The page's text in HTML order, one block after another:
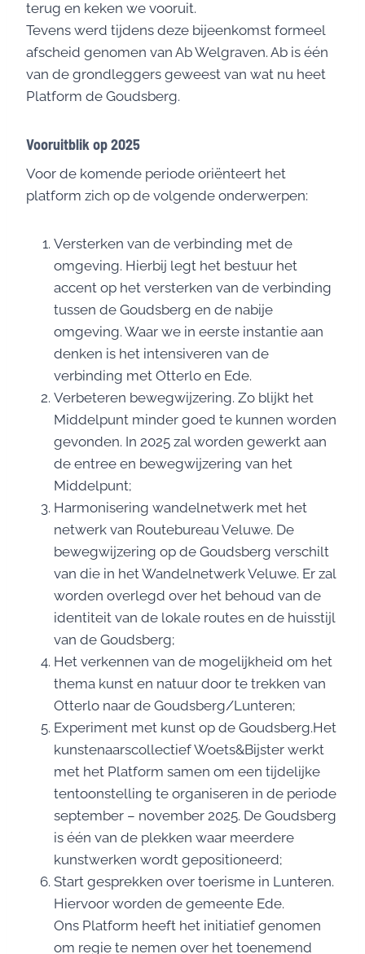
terug en keken we vooruit.
Tevens werd tijdens deze bijeenkomst formeel
afscheid genomen van Ab Welgraven. Ab is één
van de grondleggers geweest van wat nu heet
Platform de Goudsberg.
Vooruitblik op 2025
Voor de komende periode oriënteert het
platform zich op de volgende onderwerpen:
Versterken van de verbinding met de
omgeving. Hierbij legt het bestuur het
accent op het versterken van de verbinding
tussen de Goudsberg en de nabije
omgeving. Waar we in eerste instantie aan
denken is het intensiveren van de
verbinding met Otterlo en Ede.
Verbeteren bewegwijzering. Zo blijkt het
Middelpunt minder goed te kunnen worden
gevonden. In 2025 zal worden gewerkt aan
de entree en bewegwijzering van het
Middelpunt;
Harmonisering wandelnetwerk met het
netwerk van Routebureau Veluwe. De
bewegwijzering op de Goudsberg verschilt
van die in het Wandelnetwerk Veluwe. Er zal
worden overlegd over het behoud van de
identiteit van de lokale routes en de huisstijl
van de Goudsberg;
Het verkennen van de mogelijkheid om het
thema kunst en natuur door te trekken van
Otterlo naar de Goudsberg/Lunteren;
Experiment met kunst op de Goudsberg.Het
kunstenaarscollectief Woets&Bijster werkt
met het Platform samen om een tijdelijke
tentoonstelling te organiseren in de periode
september – november 2025. De Goudsberg
is één van de plekken waar meerdere
kunstwerken wordt gepositioneerd;
Start gesprekken over toerisme in Lunteren.
Hiervoor worden de gemeente Ede.
Ons Platform heeft het initiatief genomen
om regie te nemen over het toenemend